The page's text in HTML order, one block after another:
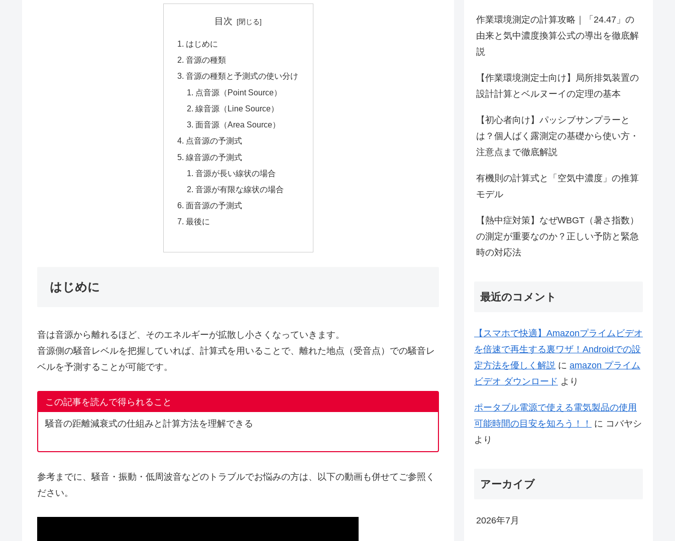
目次
はじめに
音源の種類
音源の種類と予測式の使い分け
点音源（Point Source）
線音源（Line Source）
面音源（Area Source）
点音源の予測式
線音源の予測式
音源が長い線状の場合
音源が有限な線状の場合
面音源の予測式
最後に
はじめに
音は音源から離れるほど、そのエネルギーが拡散し小さくなっていきます。
音源側の騒音レベルを把握していれば、計算式を用いることで、離れた地点（受音点）での騒音レ
ベルを予測することが可能です。
この記事を読んで得られること
騒音の距離減衰式の仕組みと計算方法を理解できる
参考までに、騒音・振動・低周波音などのトラブルでお悩みの方は、以下の動画も併せてご参照く
ださい。
作業環境測定の計算攻略｜「24.47」の
由来と気中濃度換算公式の導出を徹底解
説
【作業環境測定士向け】局所排気装置の
設計計算とベルヌーイの定理の基本
【初心者向け】パッシブサンプラーと
は？個人ばく露測定の基礎から使い方・
注意点まで徹底解説
有機則の計算式と「空気中濃度」の推算
モデル
【熱中症対策】なぜWBGT（暑さ指数）
の測定が重要なのか？正しい予防と緊急
時の対応法
最近のコメント
【スマホで快適】Amazonプライムビデオ
を倍速で再生する裏ワザ！Androidでの設
定方法を優しく解説 に amazon プライム
ビデオ ダウンロード より
ポータブル電源で使える電気製品の使用
可能時間の目安を知ろう！！
に コバヤシ
より
アーカイブ
2026年7月